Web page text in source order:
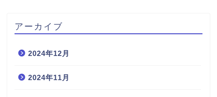
アーカイブ
2024年12月
2024年11月